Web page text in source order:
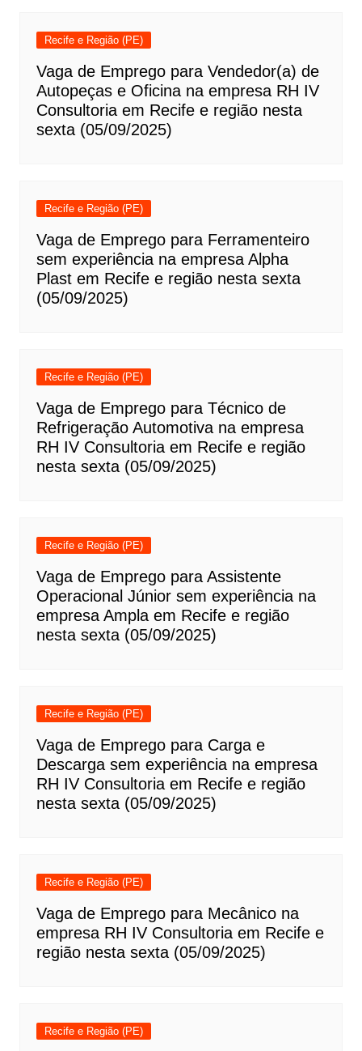
Recife e Região (PE)
Vaga de Emprego para Vendedor(a) de
Autopeças e Oficina na empresa RH IV
Consultoria em Recife e região nesta
sexta (05/09/2025)
Recife e Região (PE)
Vaga de Emprego para Ferramenteiro
sem experiência na empresa Alpha
Plast em Recife e região nesta sexta
(05/09/2025)
Recife e Região (PE)
Vaga de Emprego para Técnico de
Refrigeração Automotiva na empresa
RH IV Consultoria em Recife e região
nesta sexta (05/09/2025)
Recife e Região (PE)
Vaga de Emprego para Assistente
Operacional Júnior sem experiência na
empresa Ampla em Recife e região
nesta sexta (05/09/2025)
Recife e Região (PE)
Vaga de Emprego para Carga e
Descarga sem experiência na empresa
RH IV Consultoria em Recife e região
nesta sexta (05/09/2025)
Recife e Região (PE)
Vaga de Emprego para Mecânico na
empresa RH IV Consultoria em Recife e
região nesta sexta (05/09/2025)
Recife e Região (PE)